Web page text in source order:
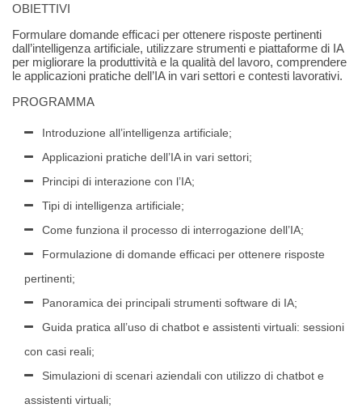
OBIETTIVI
Formulare domande efficaci per ottenere risposte pertinenti
dall’intelligenza artificiale, utilizzare strumenti e piattaforme di IA
per migliorare la produttività e la qualità del lavoro, comprendere
le applicazioni pratiche dell’IA in vari settori e contesti lavorativi.
PROGRAMMA
Introduzione all’intelligenza artificiale;
Applicazioni pratiche dell’IA in vari settori;
Principi di interazione con l’IA;
Tipi di intelligenza artificiale;
Come funziona il processo di interrogazione dell’IA;
Formulazione di domande efficaci per ottenere risposte
pertinenti;
Panoramica dei principali strumenti software di IA;
Guida pratica all’uso di chatbot e assistenti virtuali: sessioni
con casi reali;
Simulazioni di scenari aziendali con utilizzo di chatbot e
assistenti virtuali;